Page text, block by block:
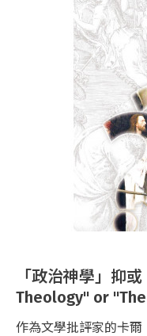
「政治神學」抑
Theology" or
作為文學批評家的卡